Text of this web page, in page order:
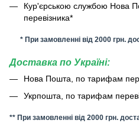
Кур'єрською службою Нова
перевізника*
* При замовленні від 2000 грн.
Доставка по Україні:
Нова Пошта, по тарифам
Укрпошта, по тарифам
** При замовленні від 2000 грн.